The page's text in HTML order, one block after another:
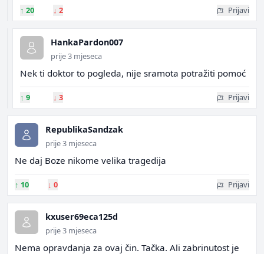
↑ 20 ↓ 2 Prijavi
HankaPardon007
prije 3 mjeseca
Nek ti doktor to pogleda, nije sramota potražiti pomoć
↑ 9 ↓ 3 Prijavi
RepublikaSandzak
prije 3 mjeseca
Ne daj Boze nikome velika tragedija
↑ 10 ↓ 0 Prijavi
kxuser69eca125d
prije 3 mjeseca
Nema opravdanja za ovaj čin. Tačka. Ali zabrinutost je